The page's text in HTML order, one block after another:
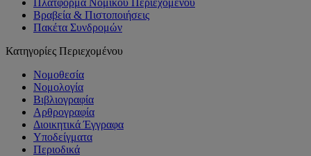
Βραβεία & Πιστοποιήσεις
Πακέτα Συνδρομών
Κατηγορίες Περιεχομένου
Νομοθεσία
Νομολογία
Βιβλιογραφία
Αρθρογραφία
Διοικητικά Έγγραφα
Υποδείγματα
Περιοδικά